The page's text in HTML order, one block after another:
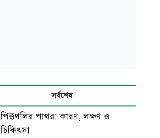
সর্বশেষ
পিত্তথলির পাথর: কারণ, লক্ষণ ও
চিকিৎসা